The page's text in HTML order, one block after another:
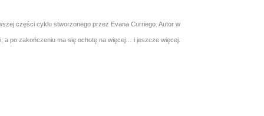
części cyklu stworzonego przez Evana Curriego. Autor w
a po zakończeniu ma się ochotę na więcej… i jeszcze więcej.